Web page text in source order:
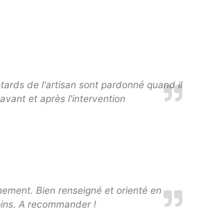
de l'artisan sont pardonné quand il
et après l'intervention
Bien renseigné et orienté en
A recommander !